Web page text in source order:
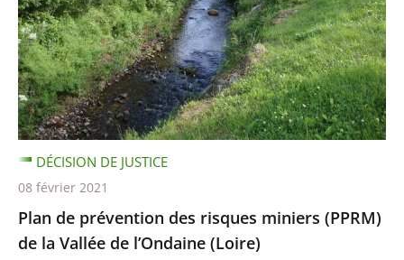
Plan de prévention des risques miniers (PPRM)
de la Vallée de l’Ondaine (Loire)
DÉCISION DE JUSTICE
08 février 2021